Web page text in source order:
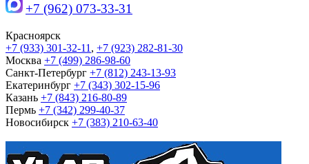
+7 (962) 073-33-31
Красноярск
+7 (933) 301-32-11 , +7 (923) 282-81-30
Москва +7 (499) 286-98-60
Санкт-Петербург +7 (812) 243-13-93
Екатеринбург +7 (343) 302-15-96
Казань +7 (843) 216-80-89
Пермь +7 (342) 299-40-37
Новосибирск +7 (383) 210-63-40